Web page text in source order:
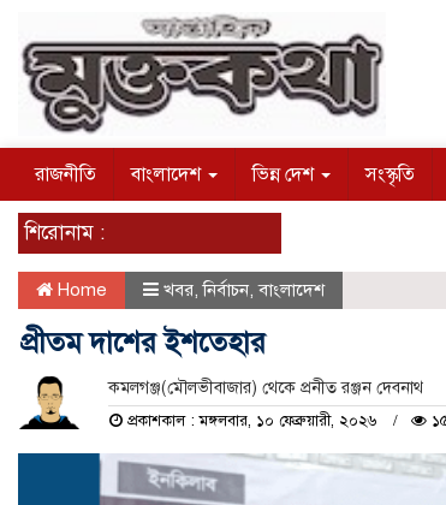
রাজনীতি বাংলাদেশ ভিন্ন দেশ সংস্কৃতি
শিরোনাম :
Home খবর,নির্বাচন,বাংলাদেশ
প্রীতম দাশের ইশতেহার
কমলগঞ্জ(মৌলভীবাজার) থেকে প্রনীত রঞ্জন দেবনাথ
প্রকাশকাল : মঙ্গলবার, ১০ ফেব্রুয়ারী, ২০২৬